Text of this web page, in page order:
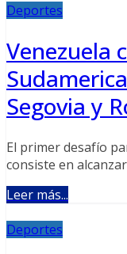
Deportes
Venezuela
Segovia y
El primer desafío
consiste en
Leer más...
Deportes